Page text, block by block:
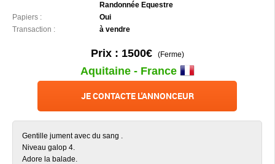
Randonnée Equestre
Papiers :
Oui
Transaction :
à vendre
Prix : 1500€(Ferme)
Aquitaine - France
JE CONTACTE L'ANNONCEUR
Gentille jument avec du sang .
Niveau galop 4.
Adore la balade.